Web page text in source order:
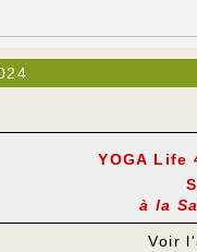
YOGA Life
à la
Voir